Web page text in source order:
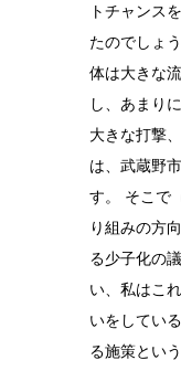
トチャンス
たのでしょ
体は大きな
し、あまり
大きな打撃
は、武蔵野
す。 そこで
り組みの方
る少子化の
い、私はこ
いをしてい
る施策とい